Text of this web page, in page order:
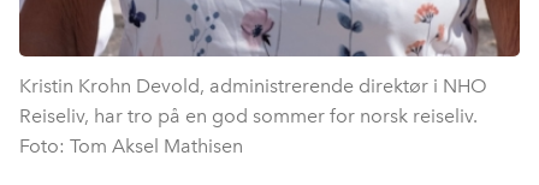
Kristin Krohn Devold, administrerende direktør i NHO
Reiseliv, har tro på en god sommer for norsk reiseliv.
Foto: Tom Aksel Mathisen